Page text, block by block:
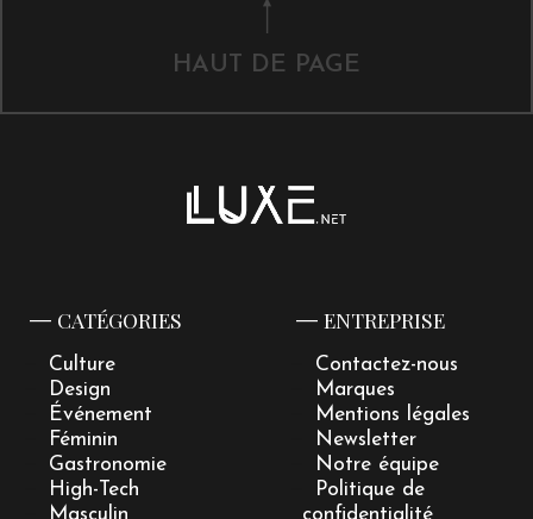
HAUT DE PAGE
CATÉGORIES
Culture
Design
Événement
Féminin
Gastronomie
High-Tech
Masculin
ENTREPRISE
Contactez-nous
Marques
Mentions légales
Newsletter
Notre équipe
Politique de
confidentialité